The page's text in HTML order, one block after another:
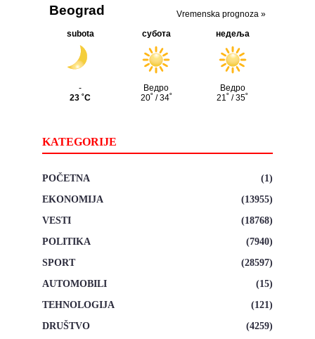
KATEGORIJE
POČETNA
(1)
EKONOMIJA
(13955)
VESTI
(18768)
POLITIKA
(7940)
SPORT
(28597)
AUTOMOBILI
(15)
TEHNOLOGIJA
(121)
DRUŠTVO
(4259)